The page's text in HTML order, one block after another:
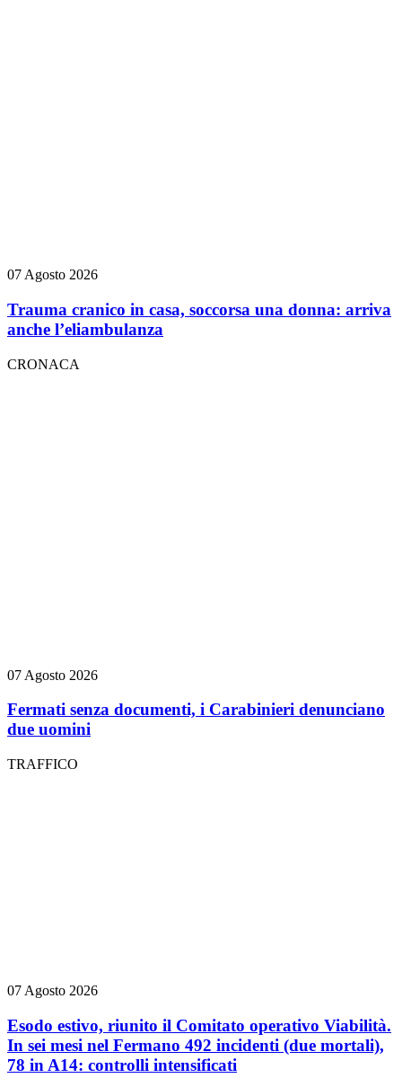
07 Agosto 2026
Trauma cranico in casa, soccorsa una donna: arriva
anche l’eliambulanza
CRONACA
07 Agosto 2026
Fermati senza documenti, i Carabinieri denunciano
due uomini
TRAFFICO
07 Agosto 2026
Esodo estivo, riunito il Comitato operativo Viabilità.
In sei mesi nel Fermano 492 incidenti (due mortali),
78 in A14: controlli intensificati